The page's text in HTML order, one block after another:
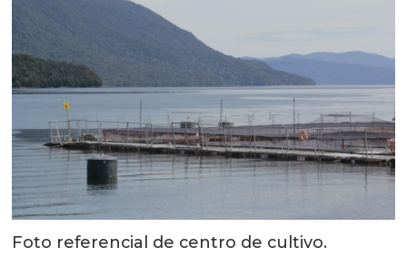
Foto referencial de centro de cultivo.